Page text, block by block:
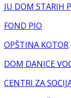
JU DOM STARIH
FOND PIO
OPŠTINA KOTOR
DOM DANICE
CENTRI ZA